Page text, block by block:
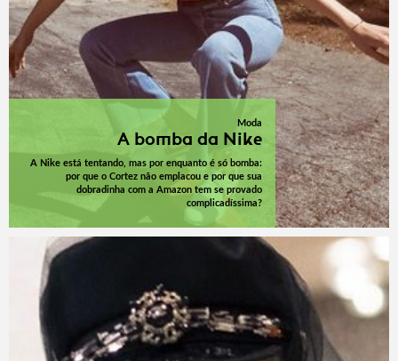
Moda
A bomba da Nike
A Nike está tentando, mas por enquanto é só bomba:
por que o Cortez não emplacou e por que sua
dobradinha com a Amazon tem se provado
complicadíssima?